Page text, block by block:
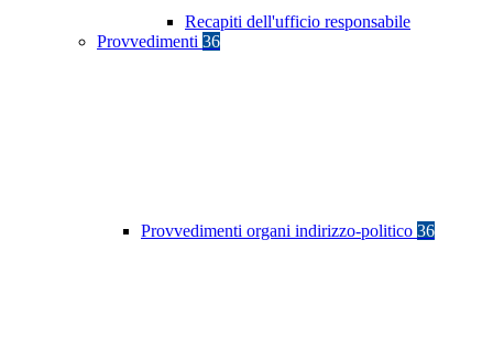
Recapiti dell'ufficio responsabile
Provvedimenti 36
Provvedimenti organi indirizzo-politico 36